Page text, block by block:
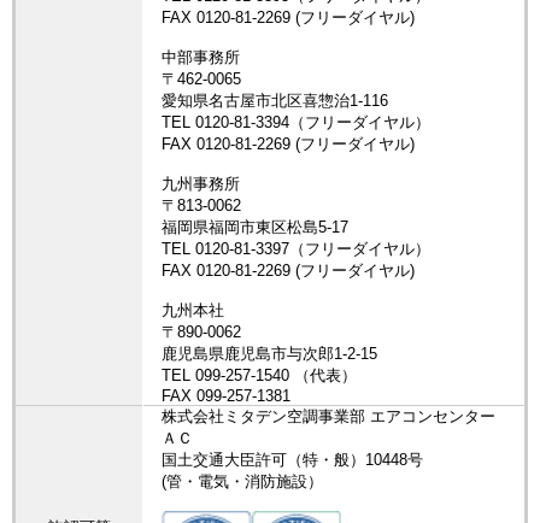
株式会社ミタデン空調事業部 エアコンセンター
ＡＣ
国土交通大臣許可（特・般）10448号
(管・電気・消防施設）